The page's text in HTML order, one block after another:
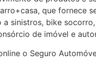
que fornece
sinistros, bike
de imóvel e
o Seguro